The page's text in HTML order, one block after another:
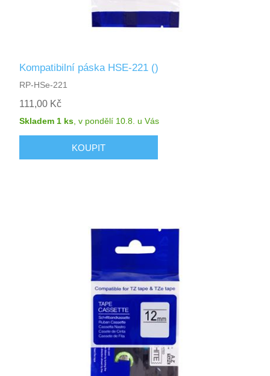
Kompatibilní páska HSE-221 ()
RP-HSe-221
111,00 Kč
Skladem 1 ks,v pondělí 10.8. u Vás